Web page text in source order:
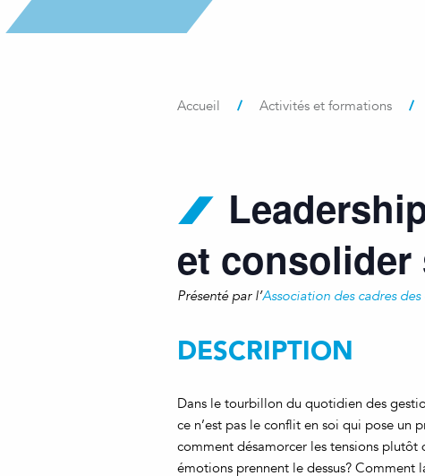
Accueil / Activités et formations /
et consolider
Présenté par l’Association des cadres
DESCRIPTION
Dans le tourbillon du quotidien des
ce n’est pas le conflit en soi qui pose un
comment désamorcer les tensions plutôt
émotions prennent le dessus? Comment